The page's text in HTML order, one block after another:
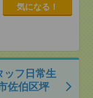
気になる！
ッフ日常生
佐伯区坪